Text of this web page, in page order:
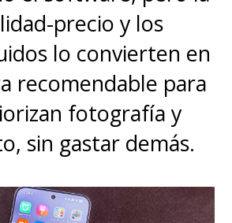
fluida y fácil de
atascos que aún
HyperOS de Xiaomi,
Sin embargo,
es en el apartado
Artificial
precio y los
lo convierten en
recomendable para
fotografía y
sin gastar demás.